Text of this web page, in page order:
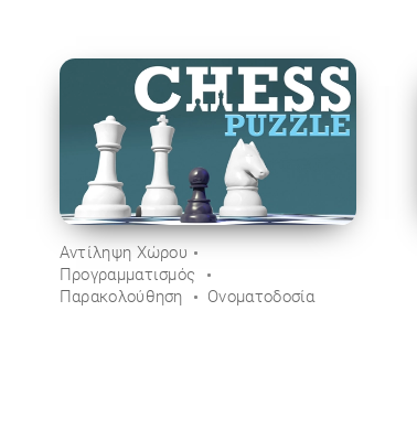
Αντίληψη Χώρου
Προγραμματισμός
Παρακολούθηση
Ονοματοδοσία